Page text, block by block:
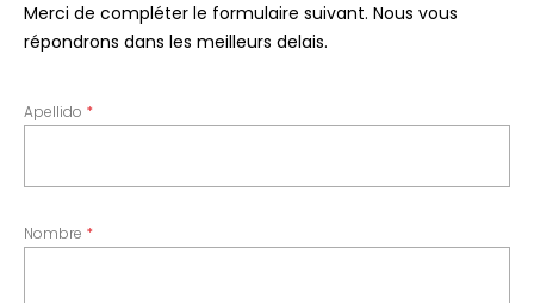
Merci de compléter le formulaire suivant. Nous vous
répondrons dans les meilleurs delais.
Apellido
Nombre